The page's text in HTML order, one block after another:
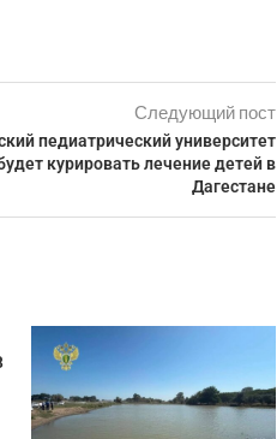
Следующий пост
педиатрический университет
курировать лечение детей в
Дагестане